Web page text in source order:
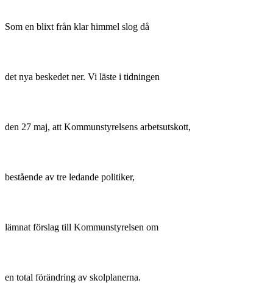
Som en blixt från klar himmel slog då
det nya beskedet ner. Vi läste i tidningen
den 27 maj, att Kommunstyrelsens arbetsutskott,
bestående av tre ledande politiker,
lämnat förslag till Kommunstyrelsen om
en total förändring av skolplanerna.